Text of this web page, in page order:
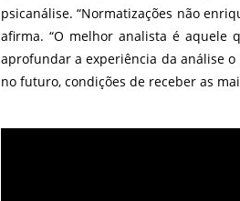
psicanálise. “Normatizações não
afirma. “O melhor analista é aquele
aprofundar a experiência da análise
no futuro, condições de receber as